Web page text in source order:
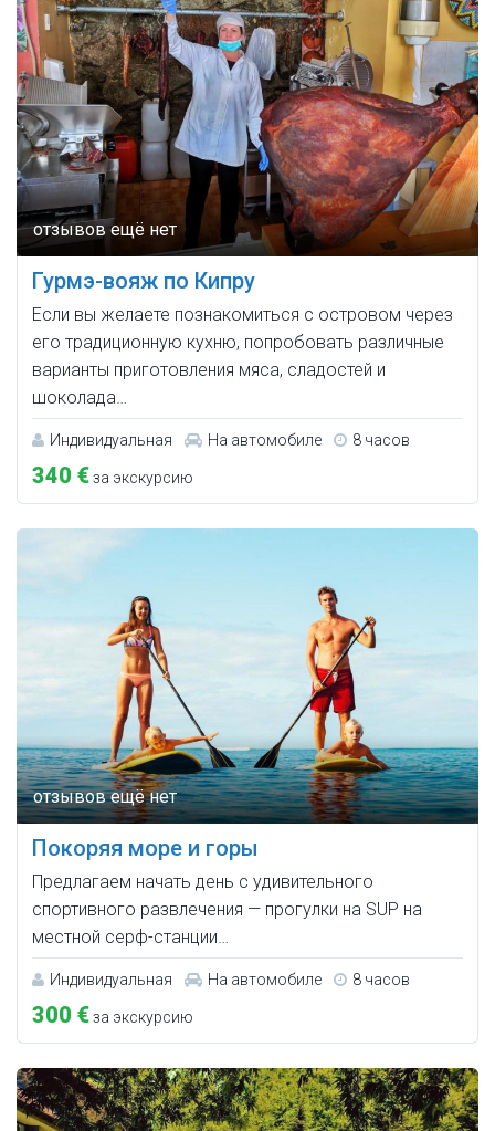
Гурмэ-вояж по Кипру
Если вы желаете познакомиться с островом через
его традиционную кухню, попробовать различные
варианты приготовления мяса, сладостей и
шоколада…
Индивидуальная На автомобиле 8 часов
340 €за экскурсию
Покоряя море и горы
Предлагаем начать день с удивительного
спортивного развлечения — прогулки на SUP на
местной серф-станции…
Индивидуальная На автомобиле 8 часов
300 €за экскурсию